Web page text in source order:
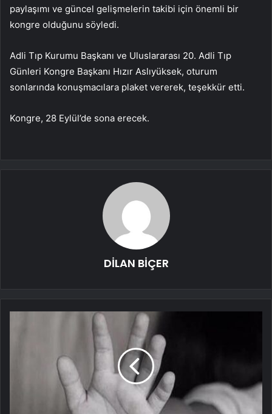
paylaşımı ve güncel gelişmelerin takibi için önemli bir
kongre olduğunu söyledi.
Adli Tıp Kurumu Başkanı ve Uluslararası 20. Adli Tıp
Günleri Kongre Başkanı Hızır Aslıyüksek, oturum
sonlarında konuşmacılara plaket vererek, teşekkür etti.
Kongre, 28 Eylül’de sona erecek.
DİLAN BİÇER